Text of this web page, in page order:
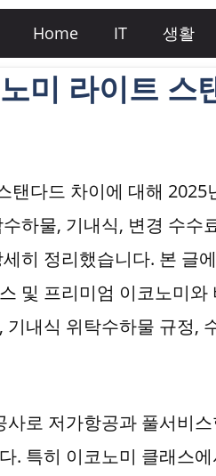
Home IT 생활
미 라이트 스
탠다드 차이에 대해
하물, 기내식, 변경 수수
히 정리했습니다. 본 글
및 프리미엄 이코노미
기내식 위탁수하물 규정,
로 저가항공과 풀서비
. 특히 이코노미 클래스